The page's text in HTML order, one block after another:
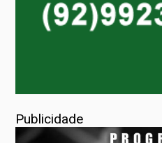
Publicidade